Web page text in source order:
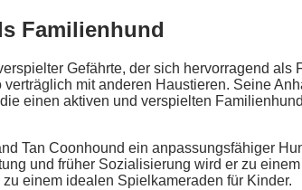
Familienhund
Gefährte, der sich hervorragend
mit anderen Haustieren. Seine
einen aktiven und verspielten
Tan Coonhound ein anpassungsfähiger
und früher Sozialisierung wird er zu
einem idealen Spielkameraden für Kinder.